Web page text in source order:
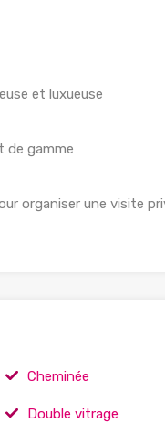
et luxueuse
de gamme
organiser une visite
Cheminée
Double vitrage